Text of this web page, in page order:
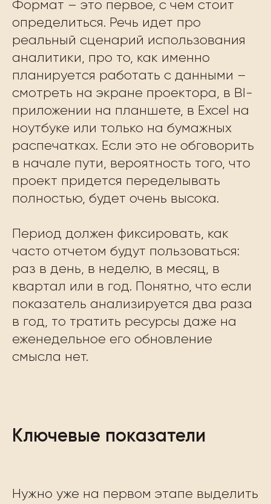
Формат – это первое, с чем стоит
определиться. Речь идет про
реальный сценарий использования
аналитики, про то, как именно
планируется работать с данными –
смотреть на экране проектора, в BI-
приложении на планшете, в Excel на
ноутбуке или только на бумажных
распечатках. Если это не обговорить
в начале пути, вероятность того, что
проект придется переделывать
полностью, будет очень высока.
Период должен фиксировать, как
часто отчетом будут пользоваться:
раз в день, в неделю, в месяц, в
квартал или в год. Понятно, что если
показатель анализируется два раза
в год, то тратить ресурсы даже на
еженедельное его обновление
смысла нет.
Ключевые показатели
Нужно уже на первом этапе выделить